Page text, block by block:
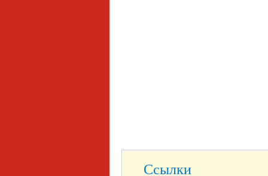
Ссылки